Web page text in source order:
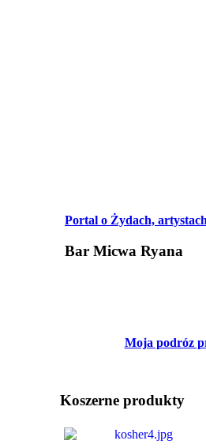
Portal o Żydach,
Bar Micwa Ryana
Moja podróz
Koszerne produkty